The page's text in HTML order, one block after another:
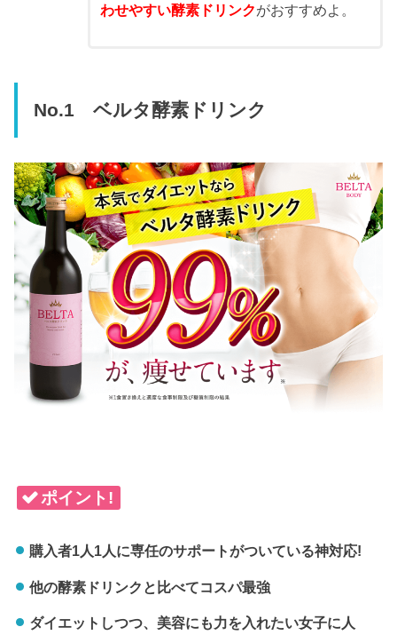
わせやすい酵素ドリンクがおすすめよ。
No.1 ベルタ酵素ドリンク
ポイント!
購入者1人1人に専任のサポートがついている神対応!
他の酵素ドリンクと比べてコスパ最強
ダイエットしつつ、美容にも力を入れたい女子に人